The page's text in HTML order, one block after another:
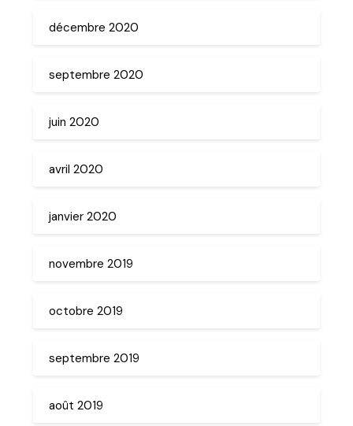
décembre 2020
septembre 2020
juin 2020
avril 2020
janvier 2020
novembre 2019
octobre 2019
septembre 2019
août 2019